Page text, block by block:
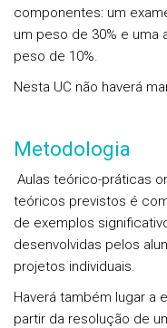
componentes: um
um peso de 30% e uma
peso de 10%.
Nesta UC não haverá
Metodologia
Aulas teórico-práticas
teóricos previstos é
de exemplos
desenvolvidas pelos
projetos individuais.
Haverá também lugar a
partir da resolução de